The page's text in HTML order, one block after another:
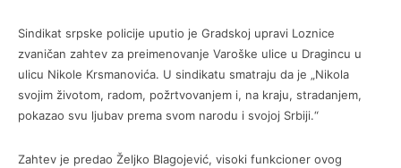
Sindikat srpske policije uputio je Gradskoj upravi Loznice
zvaničan zahtev za preimenovanje Varoške ulice u Dragincu u
ulicu Nikole Krsmanovića. U sindikatu smatraju da je „Nikola
svojim životom, radom, požrtvovanjem i, na kraju, stradanjem,
pokazao svu ljubav prema svom narodu i svojoj Srbiji.“
Zahtev je predao Željko Blagojević, visoki funkcioner ovog